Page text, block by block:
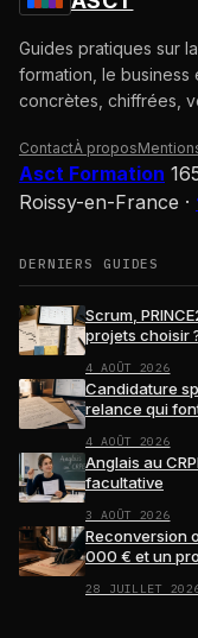
Guides pratiques sur
formation, le business
concrètes, chiffrées,
ContactÀ propos
Asct Formation
Roissy-en-France ·
DERNIERS GUIDES
Scrum,
projets choisir
4 AOÛT 2026
Candidature
relance qui
4 AOÛT 2026
Anglais au
facultative
3 AOÛT 2026
Reconversion
000 € et un
28 JUILLET